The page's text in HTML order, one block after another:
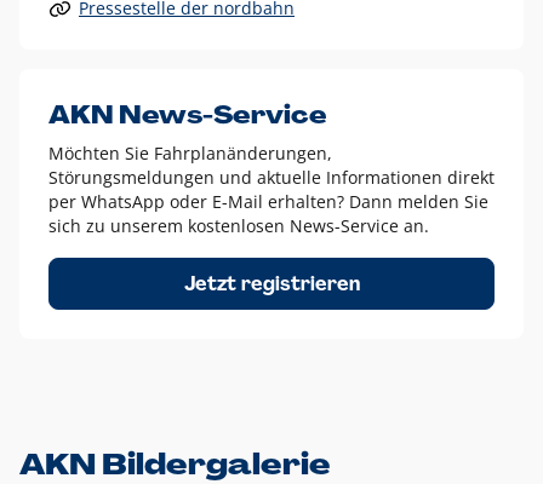
Alle anderen Logo-Varianten dürfen nur in Ausnahmefällen
Diese Ausnahmen sind zum Beispiel:
dem AKN Blau,
weißes Logo auf Fotohintergründen,
schwarzes Logo für reine Schwarz-Weiß-Umsetzungen
Um das Logo herum muss ein Schutzraum von jeweils einer
Höhe bzw. Breite des N aus AKN in alle Richtungen
Pressestelle der nordbahn
AKN News-Service
Möchten Sie Fahrplanänderungen,
Störungsmeldungen und aktuelle Informationen direkt
per WhatsApp oder E-Mail erhalten? Dann melden Sie
sich zu unserem kostenlosen News-Service an.
Jetzt registrieren
AKN Bildergalerie